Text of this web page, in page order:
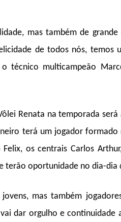
mas também de
de todos nós, temos
técnico multicampeão
Renata na temporada
terá um jogador formado
os centrais Carlos
terão oportunidade no dia-dia
mas também
dar orgulho e